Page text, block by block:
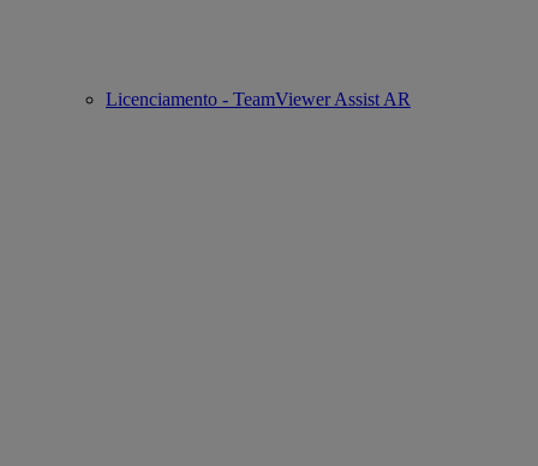
Licenciamento - TeamViewer Assist AR